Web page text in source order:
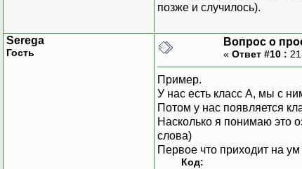
позже и случилось).
Serega
Гость
Вопрос о
« Ответ #10 :
Пример.
У нас есть класс A, мы с
Потом у нас появляется
Насколько я понимаю это
слова)
Первое что приходит на
Код: